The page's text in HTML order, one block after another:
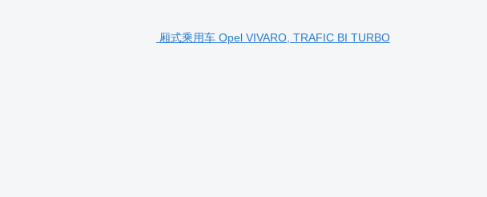
厢式乘用车 Opel VIVARO, TRAFIC BI TURBO